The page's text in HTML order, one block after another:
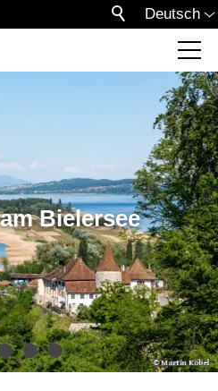
Deutsch
Bielersee